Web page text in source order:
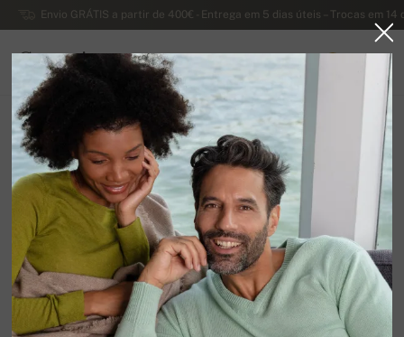
Envio GRÁTIS a partir de 400€ - Entrega em 5 dias úteis – Trocas em
Caxemira
PORTUGAL
Página principal